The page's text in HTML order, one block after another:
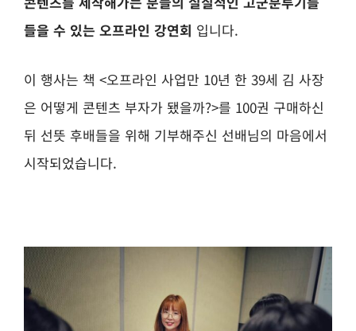
들을 수 있는 오프라인 강연회 입니다.
이 행사는 책 <오프라인 사업만 10년 한 39세 김 사장
은 어떻게 콘텐츠 부자가 됐을까?>를 100권 구매하신
뒤 선뜻 후배들을 위해 기부해주신 선배님의 마음에서
시작되었습니다.